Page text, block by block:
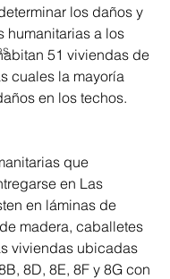
los daños y
humanitarias a los
51 viviendas de
cuales la mayoría
en los techos.
que
en Las
en láminas de
madera, caballetes
viviendas ubicadas
8D, 8E, 8F y 8G con